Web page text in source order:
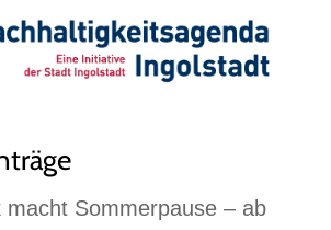
macht Sommerpause – ab